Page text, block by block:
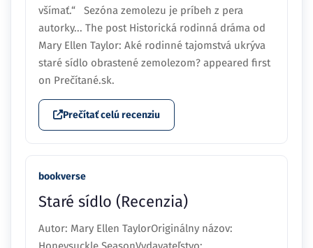
všímať.“ Sezóna zemolezu je príbeh z pera
autorky... The post Historická rodinná dráma od
Mary Ellen Taylor: Aké rodinné tajomstvá ukrýva
staré sídlo obrastené zemolezom? appeared first
on Prečítané.sk.
Prečítať celú recenziu
bookverse
Staré sídlo (Recenzia)
Autor: Mary Ellen TaylorOriginálny názov: